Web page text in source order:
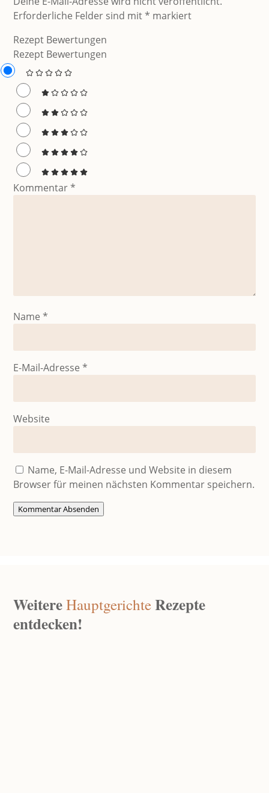
Erforderliche Felder sind mit* markiert
Rezept Bewertungen
Rezept Bewertungen
Kommentar*
Name*
E-Mail-Adresse*
Website
Name, E-Mail-Adresse und Website in diesem
Browser für meinen nächsten Kommentar speichern.
Kommentar Absenden
WeitereHauptgerichteRezepte
entdecken!